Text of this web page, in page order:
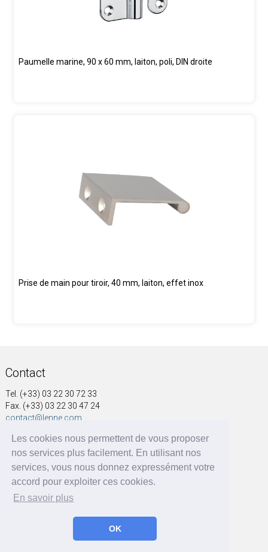
Les cookies nous permettent de vous proposer
nos services plus facilement. En utilisant nos
services, vous nous donnez expressément votre
accord pour exploiter ces cookies.
En savoir plus
OK
Paumelle marine, 90 x 60 mm, laiton, poli, DIN droite
Prise de main pour tiroir, 40 mm, laiton, effet inox
Contact
Tel. (+33) 03 22 30 72 33
Fax. (+33) 03 22 30 47 24
contact@lenne.com
Adresse
SOCIÉTÉ NOUVELLE A&G LENNE
41, rue Voltaire
80570 Dargnies - France